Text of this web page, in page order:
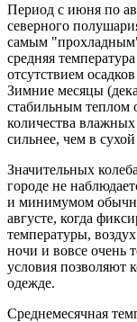
Период с июня по
северного
самым
средняя
отсутствием
Зимние месяцы
стабильным теплом
количества
сильнее, чем в сухой
Значительных
городе не
и минимумом обычно
августе, когда
температуры,
ночи и вовсе очень
условия позволяют
одежде.
Среднемесячная